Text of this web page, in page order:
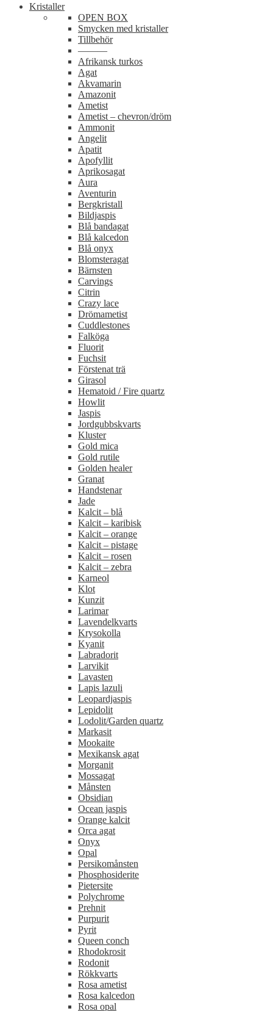
Kristaller
OPEN BOX
Smycken med kristaller
Tillbehör
———
Afrikansk turkos
Agat
Akvamarin
Amazonit
Ametist
Ametist – chevron/dröm
Ammonit
Angelit
Apatit
Apofyllit
Aprikosagat
Aura
Aventurin
Bergkristall
Bildjaspis
Blå bandagat
Blå kalcedon
Blå onyx
Blomsteragat
Bärnsten
Carvings
Citrin
Crazy lace
Drömametist
Cuddlestones
Falköga
Fluorit
Fuchsit
Förstenat trä
Girasol
Hematoid / Fire quartz
Howlit
Jaspis
Jordgubbskvarts
Kluster
Gold mica
Gold rutile
Golden healer
Granat
Handstenar
Jade
Kalcit – blå
Kalcit – karibisk
Kalcit – orange
Kalcit – pistage
Kalcit – rosen
Kalcit – zebra
Karneol
Klot
Kunzit
Larimar
Lavendelkvarts
Krysokolla
Kyanit
Labradorit
Larvikit
Lavasten
Lapis lazuli
Leopardjaspis
Lepidolit
Lodolit/Garden quartz
Markasit
Mookaite
Mexikansk agat
Morganit
Mossagat
Månsten
Obsidian
Ocean jaspis
Orange kalcit
Orca agat
Onyx
Opal
Persikomånsten
Phosphosiderite
Pietersite
Polychrome
Prehnit
Purpurit
Pyrit
Queen conch
Rhodokrosit
Rodonit
Rökkvarts
Rosa ametist
Rosa kalcedon
Rosa opal